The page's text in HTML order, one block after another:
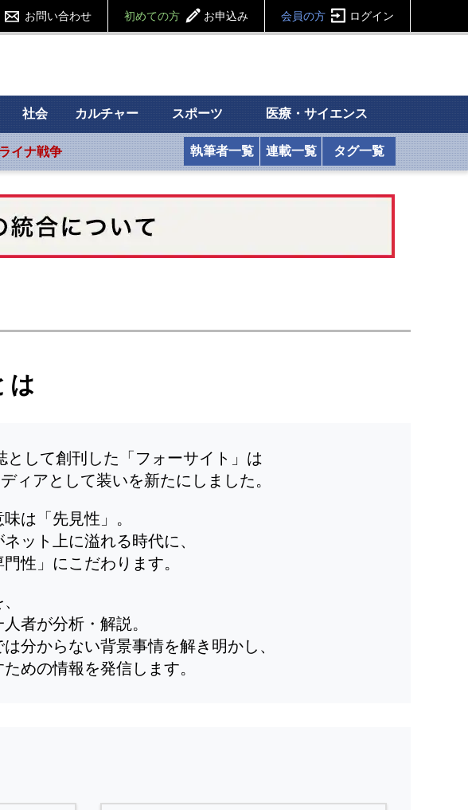
お問い合わせ 初めての方 お申込み 会員の方 ログイン
社会 カルチャー スポーツ 医療・サイエンス
イナ戦争 執筆者一覧 連載一覧 タグ一覧
は
として創刊した「フォーサイト」は
ィアとして装いを新たにしました。
は「先見性」。
ット上に溢れる時代に、
性」にこだわります。
者が分析・解説。
分からない背景事情を解き明かし、
めの情報を発信します。